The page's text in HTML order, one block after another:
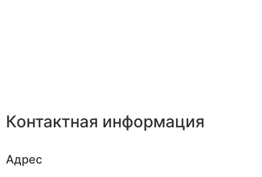
Контактная информация
Адрес